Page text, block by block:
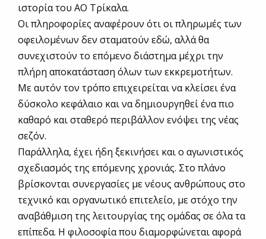
ιστορία του ΑΟ Τρίκαλα.
Οι πληροφορίες αναφέρουν ότι οι πληρωμές των
οφειλομένων δεν σταματούν εδώ, αλλά θα
συνεχιστούν το επόμενο διάστημα μέχρι την
πλήρη αποκατάσταση όλων των εκκρεμοτήτων.
Με αυτόν τον τρόπο επιχειρείται να κλείσει ένα
δύσκολο κεφάλαιο και να δημιουργηθεί ένα πιο
καθαρό και σταθερό περιβάλλον ενόψει της νέας
σεζόν.
Παράλληλα, έχει ήδη ξεκινήσει και ο αγωνιστικός
σχεδιασμός της επόμενης χρονιάς. Στο πλάνο
βρίσκονται συνεργασίες με νέους ανθρώπους στο
τεχνικό και οργανωτικό επιτελείο, με στόχο την
αναβάθμιση της λειτουργίας της ομάδας σε όλα τα
επίπεδα. Η φιλοσοφία που διαμορφώνεται αφορά